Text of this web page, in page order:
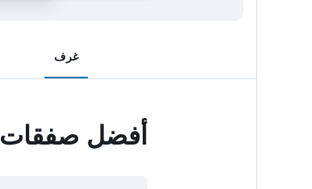
غرف
أفضل صفقات Huada Hotel